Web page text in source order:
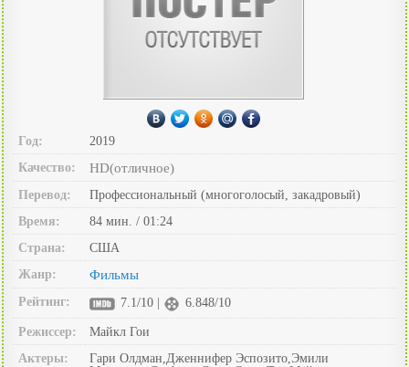
Год:
2019
Качество:
HD(отличное)
Перевод:
Профессиональный (многоголосый, закадровый)
Время:
84 мин. / 01:24
Страна:
США
Жанр:
Фильмы
Рейтинг: 7.1/10 | 6.848/10
Режиссер:
Майкл Гои
Актеры:
Гари Олдман,Дженнифер Эспозито,Эмили